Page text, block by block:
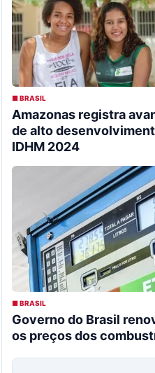
■ BRASIL
Amazonas registra
de alto
IDHM 2024
■ BRASIL
Governo do Brasil
os preços dos